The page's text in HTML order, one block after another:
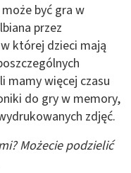
być gra w
przez
której dzieci mają
mamy więcej czasu
do gry w memory,
zdjęć.
Możecie podzielić